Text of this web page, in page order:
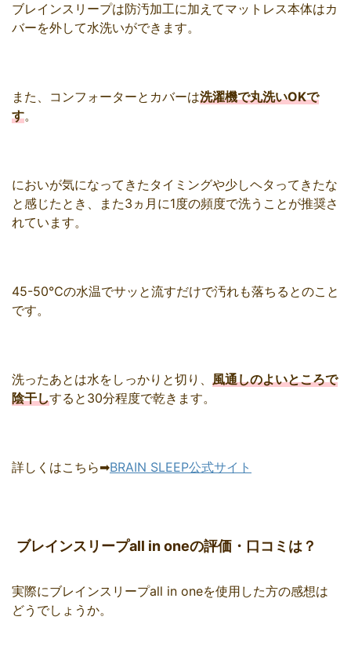
ブレインスリープは防汚加工に加えてマットレス本体はカ
バーを外して水洗いができます。
また、コンフォーターとカバーは洗濯機で丸洗いOKで
す。
においが気になってきたタイミングや少しヘタってきたな
と感じたとき、また3ヵ月に1度の頻度で洗うことが推奨さ
れています。
45-50℃の水温でサッと流すだけで汚れも落ちるとのこと
です。
洗ったあとは水をしっかりと切り、 風通しのよいところで
陰干しすると30分程度で乾きます。
詳しくはこちら➡BRAIN SLEEP公式サイト
ブレインスリープall in oneの評価・口コミは？
実際にブレインスリープall in oneを使用した方の感想は
どうでしょうか。